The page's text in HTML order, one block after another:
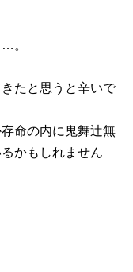
。
たと思うと辛いで
命の内に鬼舞辻無
かもしれません